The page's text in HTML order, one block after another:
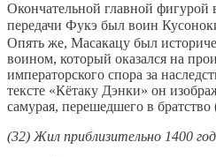
Окончательной главной фигурой
передачи Фукэ был воин
Опять же, Масакацу был
воином, который оказался на
императорского спора за
тексте «Кётаку Дэнки» он
самурая, перешедшего в братство
(32) Жил приблизительно 1400 год